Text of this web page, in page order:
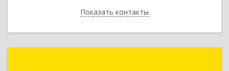
Показать контакты
Назад